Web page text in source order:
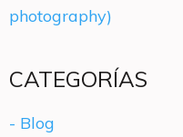
photography)
CATEGORÍAS
- Blog